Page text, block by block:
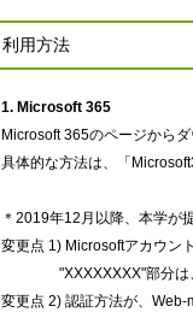
利用方法
1. Microsoft 365
Microsoft 365のページから
具体的な方法は、「
＊2019年12月以降、本学が
変更点 1) Microsoftアカウン
"XXXXXXXX"部分は
変更点 2) 認証方法が、 Web-